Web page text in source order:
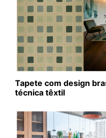
Tapete com design
técnica têxtil